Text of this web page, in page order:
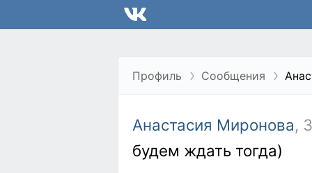
Профиль Сообщения
Анастасия Миронова,
будем ждать тогда)